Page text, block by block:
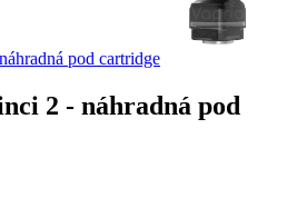
pod cartridge
2 - náhradná pod